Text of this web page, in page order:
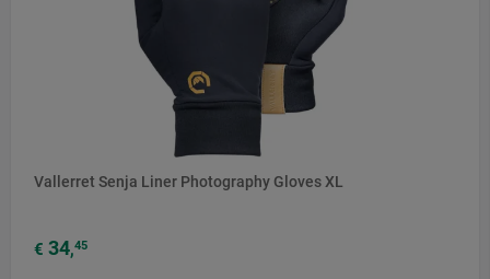
Vallerret Senja Liner Photography Gloves XL
€ 34,45